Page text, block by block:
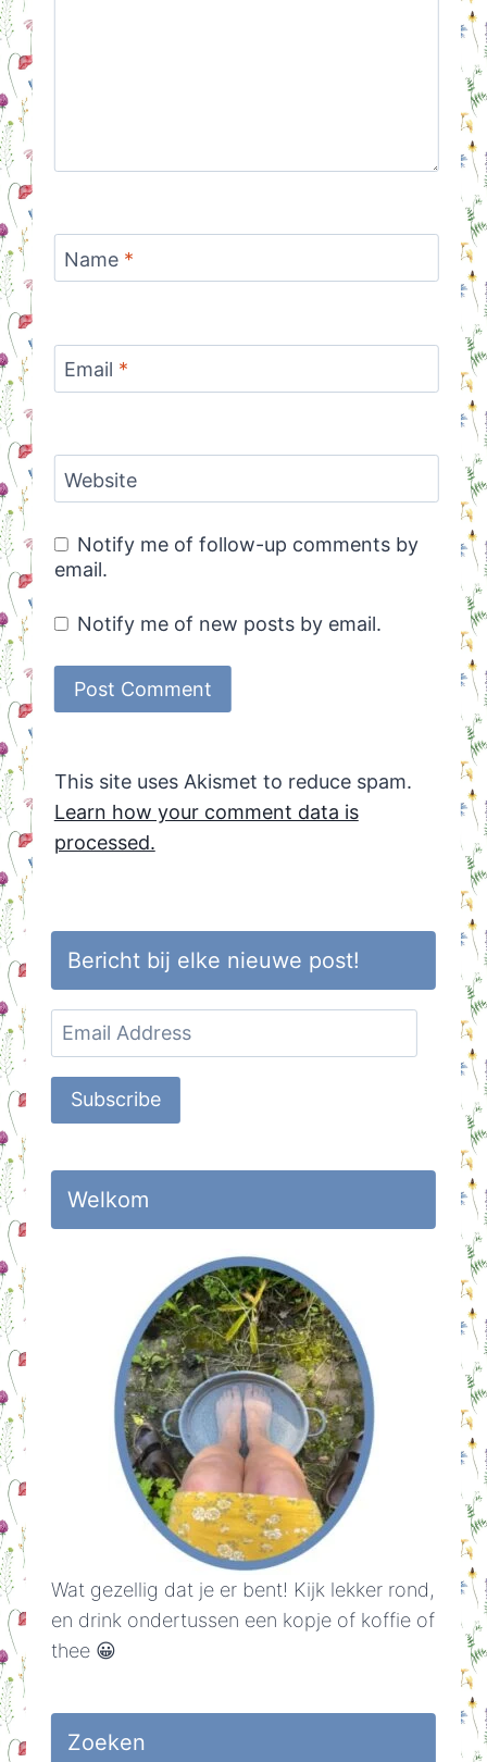
Name *
Email *
Website
Notify me of follow-up comments by
email.
Notify me of new posts by email.
This site uses Akismet to reduce spam.
Learn how your comment data is
processed.
Bericht bij elke nieuwe post!
Email
Address
Subscribe
Welkom
Wat gezellig dat je er bent! Kijk lekker rond,
en drink ondertussen een kopje of koffie of
thee 😀
Zoeken